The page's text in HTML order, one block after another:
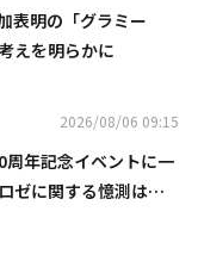
表明の「グラミー
えを明らかに
2026/08/06 09:15
周年記念イベントに一
ゼに関する憶測は否